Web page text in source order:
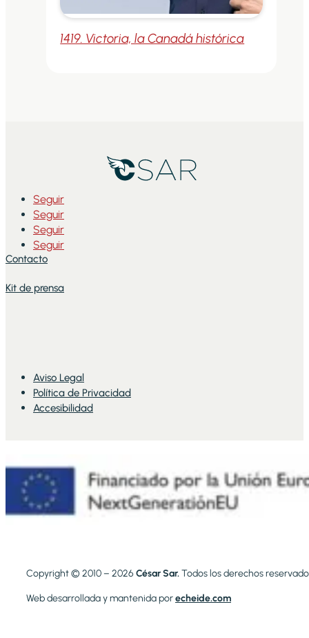
1419. Victoria, la Canadá histórica
Seguir
Seguir
Seguir
Seguir
Contacto
Kit de prensa
Aviso Legal
Política de Privacidad
Accesibilidad
Copyright © 2010 – 2026 César Sar.Todos los derechos
Web desarrollada y mantenida porecheide.com